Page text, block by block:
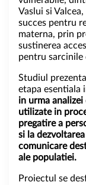
Vaslui si
succes pentru
materna, prin
sustinerea
pentru sarcinile
Studiul
etapa esentiala
in urma
utilizate in
pregatire a
si la
comunicare
ale populatiei.
Proiectul se